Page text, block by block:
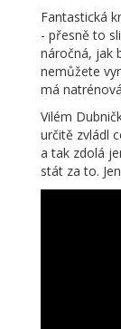
Fantastická
- přesně to
náročná, jak
nemůžete
má
Vilém
určitě zvládl
a tak zdolá
stát za to.